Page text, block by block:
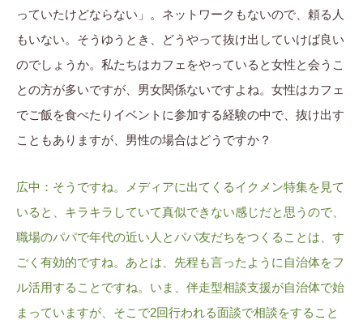
っていたけどならない」。ネットワークもないので、頼る人
もいない。そうゆうとき、どうやって抜け出していけば良い
のでしょうか。私たちはカフェをやっていると女性と会うこ
との方が多いですが、男女関係ないですよね。女性はカフェ
でご飯を食べたりイベントに参加する経験の中で、抜け出す
こともありますが、男性の場合はどうですか？
広中：そうですね。メディアに出てくるイクメン特集を見て
いると、キラキラしていて真似できない感じだと思うので、
職場のパパで年代の近い人とパパ友だちをつくることは、す
ごく有効的ですね。あとは、先程も言ったように自治体をフ
ル活用することですね。いま、伴走型相談支援が自治体で始
まっていますが、そこで2回行われる面談で相談をすること